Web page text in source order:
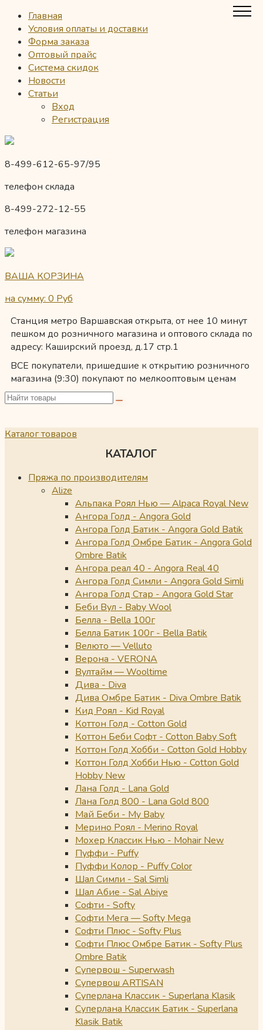
Главная
Условия оплаты и доставки
Форма заказа
Оптовый прайс
Система скидок
Новости
Статьи
Вход
Регистрация
8-499-612-65-97/95
телефон склада
8-499-272-12-55
телефон магазина
ВАША КОРЗИНА
на сумму: 0 Руб
Станция метро Варшавская открыта, от нее 10 минут
пешком до розничного магазина и оптового склада по
адресу: Каширский проезд, д.17 стр.1
ВСЕ покупатели, пришедшие к открытию розничного
магазина (9:30) покупают по мелкооптовым ценам
Каталог товаров
КАТАЛОГ
Пряжа по производителям
Alize
Альпака Роял Нью — Alpaca Royal New
Ангора Голд - Angora Gold
Ангора Голд Батик - Angora Gold Batik
Ангора Голд Омбре Батик - Angora Gold
Ombre Batik
Ангора реал 40 - Angora Real 40
Ангора Голд Симли - Angora Gold Simli
Ангора Голд Стар - Angora Gold Star
Беби Вул - Baby Wool
Белла - Bella 100г
Белла Батик 100г - Bella Batik
Велюто — Velluto
Верона - VERONA
Вултайм — Wooltime
Дива - Diva
Дива Омбре Батик - Diva Ombre Batik
Кид Роял - Kid Royal
Коттон Голд - Cotton Gold
Коттон Беби Софт - Cotton Baby Soft
Коттон Голд Хобби - Cotton Gold Hobby
Коттон Голд Хобби Нью - Cotton Gold
Hobby New
Лана Голд - Lana Gold
Лана Голд 800 - Lana Gold 800
Май Беби - My Baby
Мерино Роял - Merino Royal
Мохер Классик Нью - Mohair New
Пуффи - Puffy
Пуффи Колор - Puffy Color
Шал Симли - Sal Simli
Шал Абие - Sal Abiye
Софти - Softy
Софти Мега — Softy Mega
Софти Плюс - Softy Plus
Софти Плюс Омбре Батик - Softy Plus
Ombre Batik
Супервош - Superwash
Супервош ARTISAN
Суперлана Классик - Superlana Klasik
Суперлана Классик Батик - Superlana
Klasik Batik